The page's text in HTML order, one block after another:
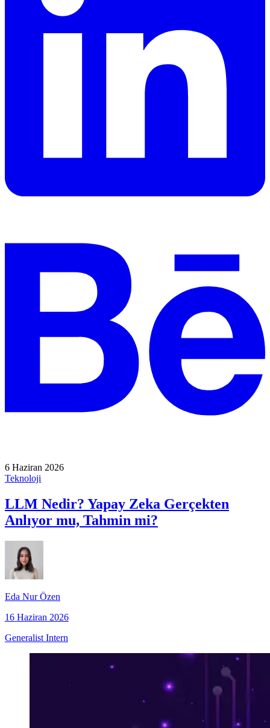
6 Haziran 2026
Teknoloji
LLM Nedir? Yapay Zeka Gerçekten
Anlıyor mu, Tahmin mi?
Eda Nur Özen
16 Haziran 2026
Generalist Intern